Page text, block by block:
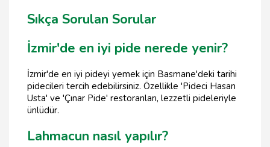
Sıkça Sorulan Sorular
İzmir'de en iyi pide nerede yenir?
İzmir'de en iyi pideyi yemek için Basmane'deki tarihi
pidecileri tercih edebilirsiniz. Özellikle 'Pideci Hasan
Usta' ve 'Çınar Pide' restoranları, lezzetli pideleriyle
ünlüdür.
Lahmacun nasıl yapılır?